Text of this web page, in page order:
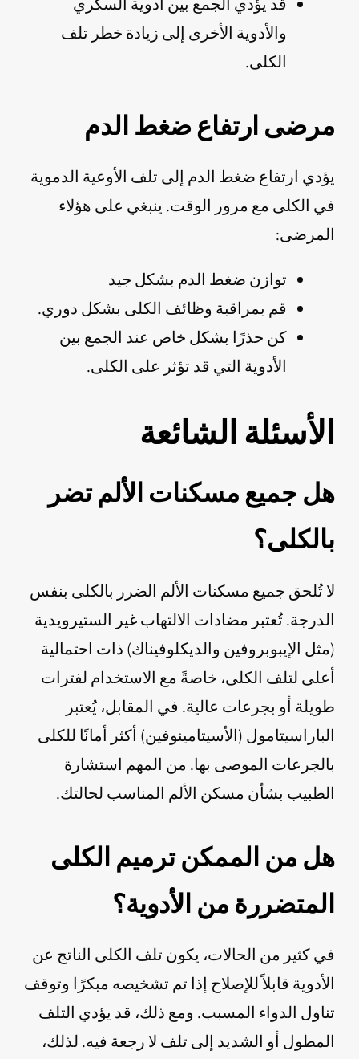
والأدوية الأخرى إلى زيادة خطر تلف
الكلى.
مرضى ارتفاع ضغط الدم
يؤدي ارتفاع ضغط الدم إلى تلف الأوعية الدموية
في الكلى مع مرور الوقت. ينبغي على هؤلاء
المرضى:
توازن ضغط الدم بشكل جيد
قم بمراقبة وظائف الكلى بشكل دوري.
كن حذرًا بشكل خاص عند الجمع بين
الأدوية التي قد تؤثر على الكلى.
الأسئلة الشائعة
هل جميع مسكنات الألم تضر
بالكلى؟
لا تُلحق جميع مسكنات الألم الضرر بالكلى بنفس
الدرجة. تُعتبر مضادات الالتهاب غير الستيرويدية
(مثل الإيبوبروفين والديكلوفيناك) ذات احتمالية
أعلى لتلف الكلى، خاصةً مع الاستخدام لفترات
طويلة أو بجرعات عالية. في المقابل، يُعتبر
الباراسيتامول (الأسيتامينوفين) أكثر أمانًا للكلى
بالجرعات الموصى بها. من المهم استشارة
الطبيب بشأن مسكن الألم المناسب لحالتك.
هل من الممكن ترميم الكلى
المتضررة من الأدوية؟
في كثير من الحالات، يكون تلف الكلى الناتج عن
الأدوية قابلاً للإصلاح إذا تم تشخيصه مبكرًا وتوقف
تناول الدواء المسبب. ومع ذلك، قد يؤدي التلف
المطول أو الشديد إلى تلف لا رجعة فيه. لذلك،